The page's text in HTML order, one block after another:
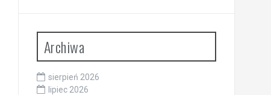
Archiwa
sierpień 2026
lipiec 2026